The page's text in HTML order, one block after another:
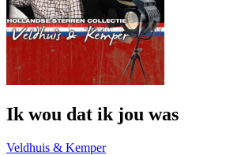
Ik wou dat ik jou was
Veldhuis & Kemper